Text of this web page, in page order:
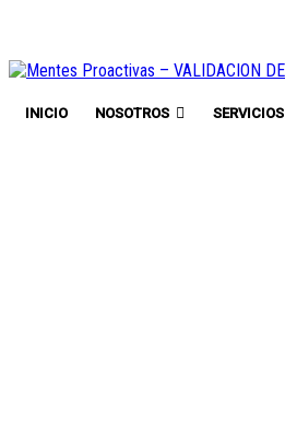
INICIO NOSOTROS SERVICIOS